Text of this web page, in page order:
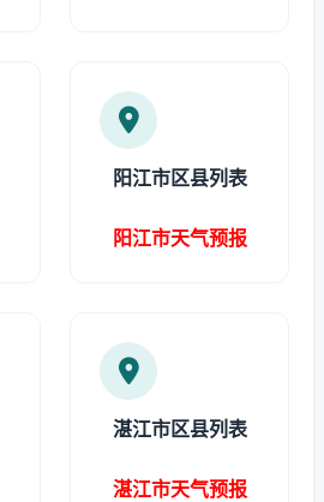
阳江市区县列表
阳江市天气预报
湛江市区县列表
湛江市天气预报